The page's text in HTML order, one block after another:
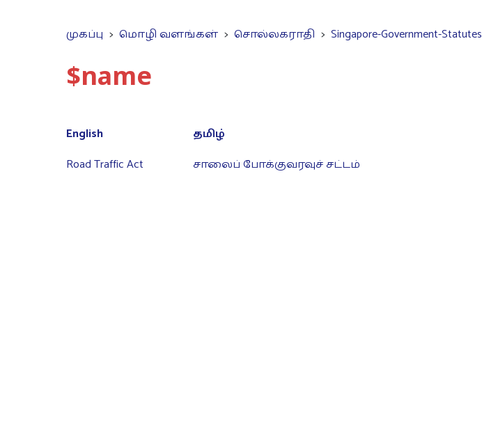
முகப்பு மொழி வளங்கள் சொல்லகராதி Singapore-Government-Statutes
$name
English
தமிழ்
Road Traffic Act
சாலைப் போக்குவரவுச் சட்டம்